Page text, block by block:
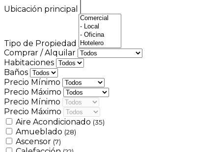
Ubicación principal
Tipo de Propiedad
Comprar / Alquilar
Habitaciones
Baños
Precio Mínimo
Precio Máximo
Precio Mínimo
Precio Máximo
Aire Acondicionado (35)
Amueblado (28)
Ascensor (7)